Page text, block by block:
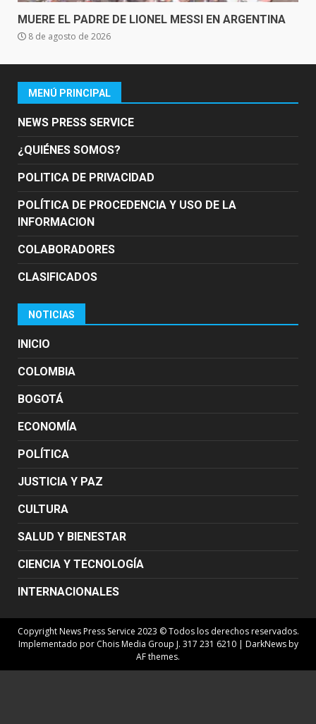
MUERE EL PADRE DE LIONEL MESSI EN ARGENTINA
8 de agosto de 2026
MENÚ PRINCIPAL
NEWS PRESS SERVICE
¿QUIÉNES SOMOS?
POLITICA DE PRIVACIDAD
POLÍTICA DE PROCEDENCIA Y USO DE LA
INFORMACION
COLABORADORES
CLASIFICADOS
NOTICIAS
INICIO
COLOMBIA
BOGOTÁ
ECONOMÍA
POLÍTICA
JUSTICIA Y PAZ
CULTURA
SALUD Y BIENESTAR
CIENCIA Y TECNOLOGÍA
INTERNACIONALES
Copyright News Press Service 2023 © Todos los derechos reservados.
Implementado por Chois Media Group J. 317 231 6210 | DarkNewsby
AF themes.